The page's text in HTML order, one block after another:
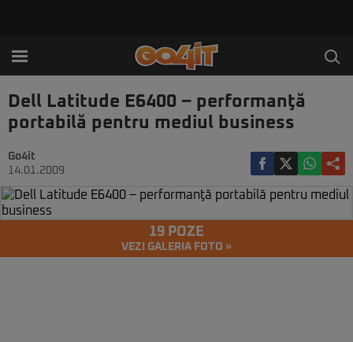
Dell Latitude E6400 – performanţă
portabilă pentru mediul business
Go4it
14.01.2009
19 POZE
VEZI GALERIA FOTO »